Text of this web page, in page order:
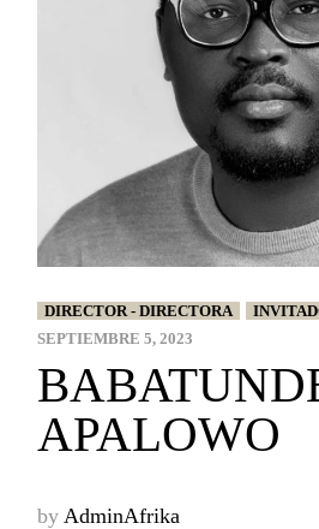
DIRECTOR - DIRECTORA
SEPTIEMBRE 5, 2023
APALOWO
by AdminAfrika